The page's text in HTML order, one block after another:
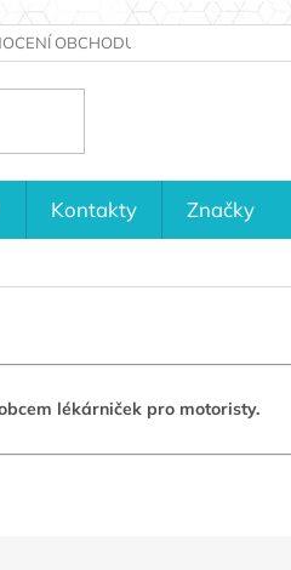
OBCHODU
Kontakty Značky
lékárniček pro motoristy.